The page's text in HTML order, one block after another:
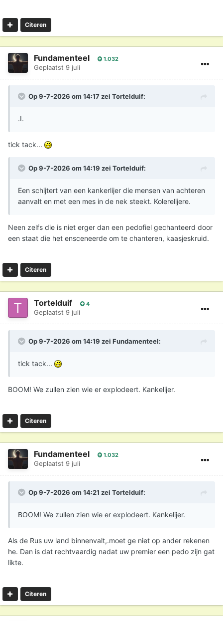
Citeren
Fundamenteel 1.032
Geplaatst 9 juli
Op 9-7-2026 om 14:17 zei Tortelduif:
.I.
tick tack...
Op 9-7-2026 om 14:19 zei Tortelduif:
Een schijtert van een kankerlijer die mensen van achteren
aanvalt en met een mes in de nek steekt. Kolerelijere.
Neen zelfs die is niet erger dan een pedofiel gechanteerd door
een staat die het ensceneerde om te chanteren, kaasjeskruid.
Citeren
Tortelduif 4
Geplaatst 9 juli
Op 9-7-2026 om 14:19 zei Fundamenteel:
tick tack...
BOOM! We zullen zien wie er explodeert. Kankelijer.
Citeren
Fundamenteel 1.032
Geplaatst 9 juli
Op 9-7-2026 om 14:21 zei Tortelduif:
BOOM! We zullen zien wie er explodeert. Kankelijer.
Als de Rus uw land binnenvalt,.moet ge niet op ander rekenen
he. Dan is dat rechtvaardig nadat uw premier een pedo zijn gat
likte.
Citeren